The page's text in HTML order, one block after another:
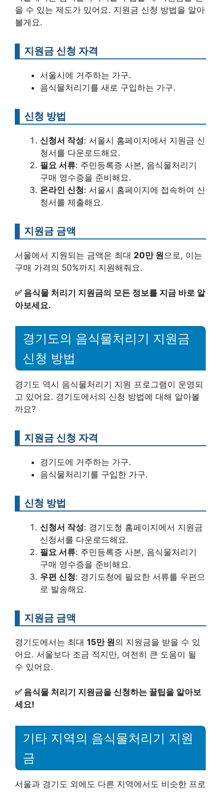
을 수 있는 제도가 있어요. 지원금 신청 방법을 알아
볼게요.
지원금 신청 자격
서울시에 거주하는 가구.
음식물처리기를 새로 구입하는 가구.
신청 방법
신청서 작성: 서울시 홈페이지에서 지원금 신
청서를 다운로드해요.
필요 서류: 주민등록증 사본, 음식물처리기
구매 영수증을 준비해요.
온라인 신청: 서울시 홈페이지에 접속하여 신
청서를 제출해요.
지원금 금액
서울에서 지원되는 금액은 최대 20만 원으로, 이는
구매 가격의 50%까지 지원해줘요.
✅ 음식물 처리기 지원금의 모든 정보를 지금 바로 알
아보세요.
경기도의 음식물처리기 지원금
신청 방법
경기도 역시 음식물처리기 지원 프로그램이 운영되
고 있어요. 경기도에서의 신청 방법에 대해 알아볼
까요?
지원금 신청 자격
경기도에 거주하는 가구.
음식물처리기를 구입한 가구.
신청 방법
신청서 작성: 경기도청 홈페이지에서 지원금
신청서를 다운로드해요.
필요 서류: 주민등록증 사본, 음식물처리기
구매 영수증을 준비해요.
우편 신청: 경기도청에 필요한 서류를 우편으
로 발송해요.
지원금 금액
경기도에서는 최대 15만 원의 지원금을 받을 수 있
어요. 서울보다 조금 적지만, 여전히 큰 도움이 될
수 있어요.
✅ 음식물 처리기 지원금을 신청하는 꿀팁을 알아보
세요!
기타 지역의 음식물처리기 지원
금
서울과 경기도 외에도 다른 지역에서도 비슷한 프로